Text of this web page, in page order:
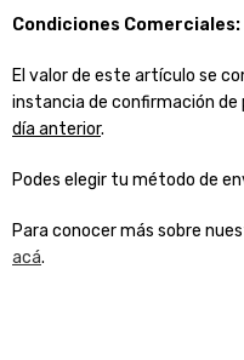
Condiciones Comerciales:
El valor de este artículo se
instancia de confirmación de
día anterior.
Podes elegir tu método de
Para conocer más sobre
acá.